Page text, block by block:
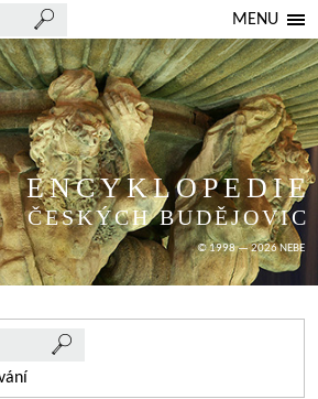
MENU
ENCYKLOPEDIE
ČESKÝCH BUDĚJOVIC
© 1998 — 2026 NEBE